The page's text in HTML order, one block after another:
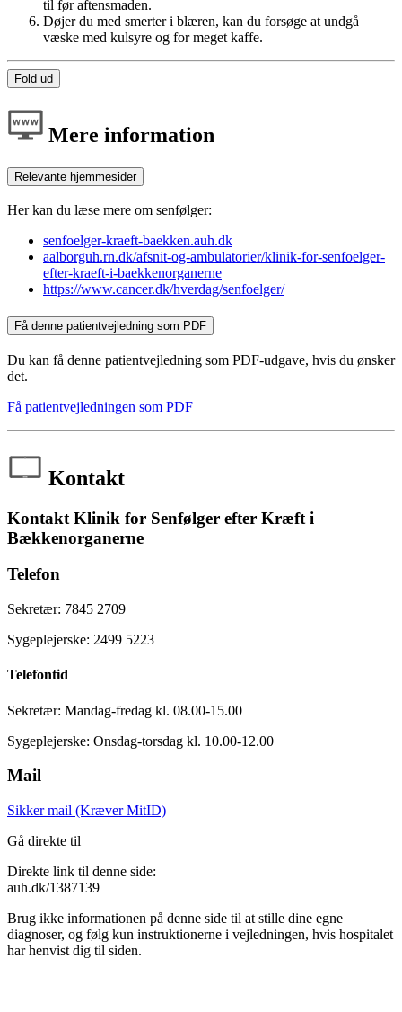
til før aftensmaden.
Døjer du med smerter i blæren, kan du forsøge at undgå
væske med kulsyre og for meget kaffe.
Fold ud
Mere information
Relevante hjemmesider
Her kan du læse mere om senfølger:
senfoelger-kraeft-baekken.auh.dk
aalborguh.rn.dk/afsnit-og-ambulatorier/klinik-for-senfoelger-
efter-kraeft-i-baekkenorganerne
https://www.cancer.dk/hverdag/senfoelger/
Få denne patientvejledning som PDF
Du kan få denne patientvejledning som PDF-udgave, hvis du ønsker
det.
Få patientvejledningen som PDF
Kontakt
Kontakt Klinik for Senfølger efter Kræft i
Bækkenorganerne
Telefon
Sekretær: 7845 2709
Sygeplejerske: 2499 5223
Telefontid
Sekretær: Mandag-fredag kl. 08.00-15.00
Sygeplejerske: Onsdag-torsdag kl. 10.00-12.00
Mail
Sikker mail (Kræver MitID)
Gå direkte til
Direkte link til denne side:
auh.dk/1387139
Brug ikke informationen på denne side til at stille dine egne
diagnoser, og følg kun instruktionerne i vejledningen, hvis hospitalet
har henvist dig til siden.